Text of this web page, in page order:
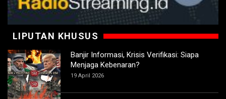
LIPUTAN KHUSUS
Banjir Informasi, Krisis Verifikasi: Siapa
Menjaga Kebenaran?
19 April 2026